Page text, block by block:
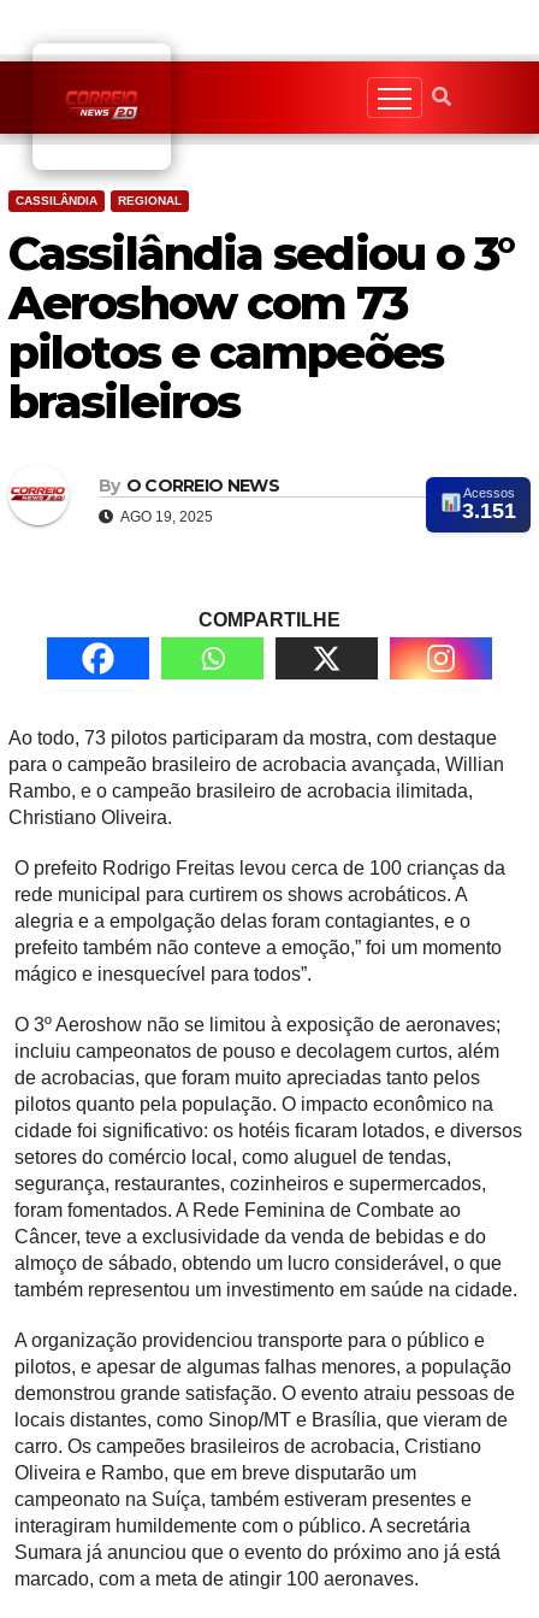
content
CASSILÂNDIA REGIONAL
Cassilândia sediou o 3°
Aeroshow com 73
pilotos e campeões
brasileiros
By O CORREIO NEWS
AGO 19, 2025
Acessos
3.151
COMPARTILHE
Ao todo, 73 pilotos participaram da mostra, com destaque
para o campeão brasileiro de acrobacia avançada, Willian
Rambo, e o campeão brasileiro de acrobacia ilimitada,
Christiano Oliveira.
O prefeito Rodrigo Freitas levou cerca de 100 crianças da
rede municipal para curtirem os shows acrobáticos. A
alegria e a empolgação delas foram contagiantes, e o
prefeito também não conteve a emoção,” foi um momento
mágico e inesquecível para todos”.
O 3º Aeroshow não se limitou à exposição de aeronaves;
incluiu campeonatos de pouso e decolagem curtos, além
de acrobacias, que foram muito apreciadas tanto pelos
pilotos quanto pela população. O impacto econômico na
cidade foi significativo: os hotéis ficaram lotados, e diversos
setores do comércio local, como aluguel de tendas,
segurança, restaurantes, cozinheiros e supermercados,
foram fomentados. A Rede Feminina de Combate ao
Câncer, teve a exclusividade da venda de bebidas e do
almoço de sábado, obtendo um lucro considerável, o que
também representou um investimento em saúde na cidade.
A organização providenciou transporte para o público e
pilotos, e apesar de algumas falhas menores, a população
demonstrou grande satisfação. O evento atraiu pessoas de
locais distantes, como Sinop/MT e Brasília, que vieram de
carro. Os campeões brasileiros de acrobacia, Cristiano
Oliveira e Rambo, que em breve disputarão um
campeonato na Suíça, também estiveram presentes e
interagiram humildemente com o público. A secretária
Sumara já anunciou que o evento do próximo ano já está
marcado, com a meta de atingir 100 aeronaves.